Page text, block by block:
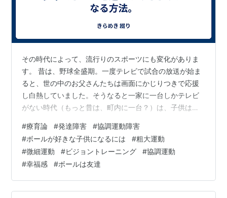
その時代によって、流行りのスポーツにも変化がありま
す。 昔は、野球全盛期。一度テレビで試合の放送が始ま
ると、世の中のお父さんたちは画面にかじりつきで応援
し白熱していました。そうなると一家に一台しかテレビ
がない時代（もっと昔は、町内に一台？）は、子供は自
わらないかなぁと密かに願ったりして、辛抱強く待ちま
した。 当然、男の子が生まれたら、野球をさせるぞ！と
小さい時から少年野球のチームに入れていたご家庭が多
かったと記憶しています。 昭和はスポーツアニメの全盛
期でもあり、野球なら巨人の星、アパッチ野球、侍ジャ
イアンツ（ご存知ですか？）は、父親が熱狂的な…
#療育論 #発達障害 #協調運動障害
#ボールが好きな子供になるには #粗大運動
#微細運動 #ビジョントレーニング #協調運動
#幸福感 #ボールは友達